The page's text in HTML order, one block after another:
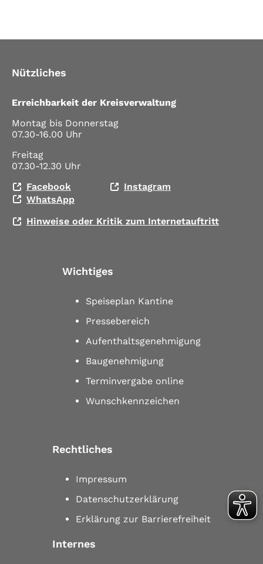
Nützliches
Erreichbarkeit der Kreisverwaltung
Montag bis Donnerstag
07.30-16.00 Uhr
Freitag
07.30-12.30 Uhr
Facebook
Instagram
WhatsApp
Hinweise oder Kritik zum Internetauftritt
Wichtiges
Speiseplan Kantine
Pressebereich
Aufenthaltsgenehmigung
Baugenehmigung
Terminvergabe online
Wunschkennzeichen
Rechtliches
Impressum
Datenschutzerklärung
Erklärung zur Barrierefreiheit
Internes